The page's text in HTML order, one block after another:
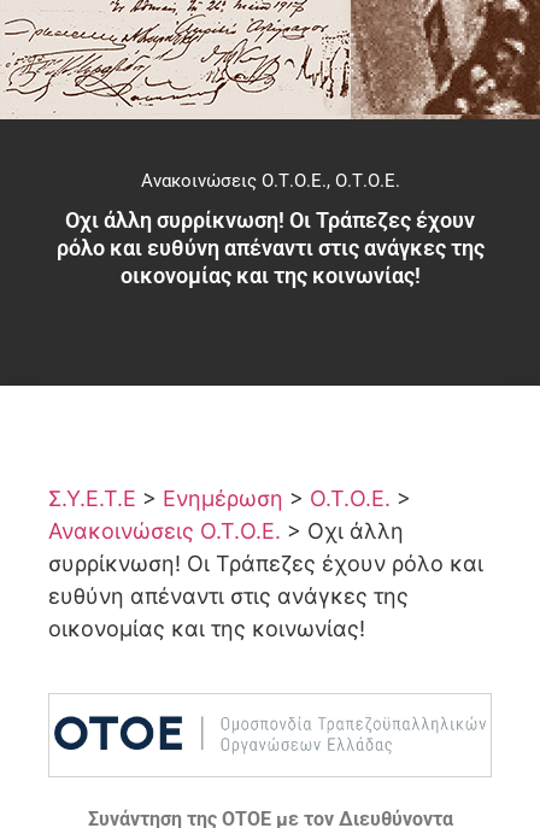
Ανακοινώσεις Ο.Τ.Ο.Ε., Ο.Τ.Ο.Ε.
Οχι άλλη συρρίκνωση! Οι Τράπεζες έχουν
ρόλο και ευθύνη απέναντι στις ανάγκες της
οικονομίας και της κοινωνίας!
Σ.Υ.Ε.Τ.Ε > Ενημέρωση > Ο.Τ.Ο.Ε. >
Ανακοινώσεις Ο.Τ.Ο.Ε. > Οχι άλλη
συρρίκνωση! Οι Τράπεζες έχουν ρόλο και
ευθύνη απέναντι στις ανάγκες της
οικονομίας και της κοινωνίας!
Συνάντηση της ΟΤΟΕ με τον Διευθύνοντα